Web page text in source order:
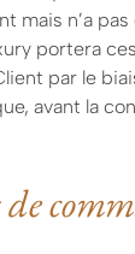
mais n’a
portera
par le
avant la
de